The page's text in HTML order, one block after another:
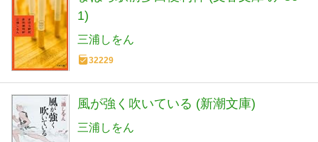
1)
三浦しをん
32229
風が強く吹いている (新潮文庫)
三浦しをん